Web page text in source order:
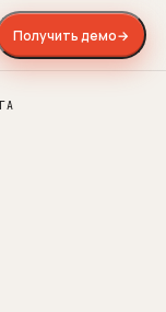
Получить демо→